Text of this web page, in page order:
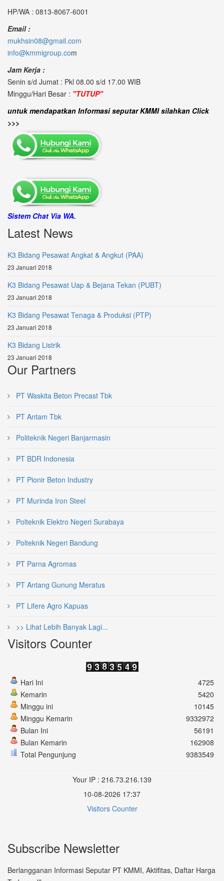
HP/WA : 0813-8067-6001
Email :
mukhsin08@gmail.com
info@kmmigroup.com
Jam Kerja :
Senin s/d Jumat : Pkl 08.00 s/d 17.00 WIB
Minggu/Hari Besar : "TUTUP"
untuk mendapatkan Informasi seputar KMMI silahkan Click
>>>
Sistem Chat Via WA.
Latest News
K3 Bidang Pesawat Angkat & Angkut (PAA)
23 Januari 2018
K3 Bidang Pesawat Uap & Bejana Tekan (PUBT)
23 Januari 2018
K3 Bidang Pesawat Tenaga & Produksi (PTP)
23 Januari 2018
K3 Bidang Listrik
23 Januari 2018
Our Partners
PT Waskita Beton Precast Tbk
PT Antam Tbk
Politeknik Negeri Banjarmasin
PT BDR Indonesia
PT Pionir Beton Industry
PT Murinda Iron Steel
Polteknik Elektro Negeri Surabaya
Polteknik Negeri Bandung
PT Parna Agromas
PT Antang Gunung Meratus
PT Lifere Agro Kapuas
>> Lihat Lebih Banyak Lagi...
Visitors Counter
Hari Ini
Kemarin
Minggu ini
Minggu Kemarin
Bulan Ini
Bulan Kemarin
Total Pengunjung
4725
5420
10145
9332972
56191
162908
9383549
Your IP : 216.73.216.139
10-08-2026 17:37
Visitors Counter
Subscribe Newsletter
Berlangganan Informasi Seputar PT KMMI, Aktifitas, Daftar Harga